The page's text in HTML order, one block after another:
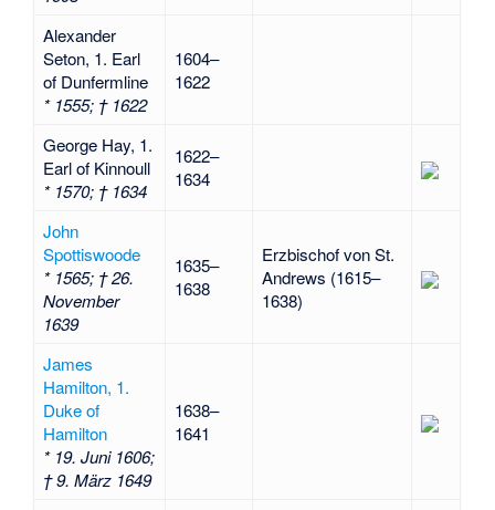
Alexander
Seton, 1. Earl
of Dunfermline
* 1555; † 1622
1604–
1622
George Hay, 1.
Earl of Kinnoull
* 1570; † 1634
1622–
1634
John
Spottiswoode
* 1565; † 26.
November
1639
1635–
1638
Erzbischof von St.
Andrews (1615–
1638)
James
Hamilton, 1.
Duke of
Hamilton
* 19. Juni 1606;
† 9. März 1649
1638–
1641